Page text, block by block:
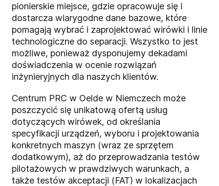
pionierskie miejsce, gdzie opracowuje się i
dostarcza wiarygodne dane bazowe, które
pomagają wybrać i zaprojektować wirówki i linie
technologiczne do separacji. Wszystko to jest
możliwe, ponieważ dysponujemy dekadami
doświadczenia w ocenie rozwiązań
inżynieryjnych dla naszych klientów.
Centrum PRC w Oelde w Niemczech może
poszczycić się unikatową ofertą usług
dotyczących wirówek, od określania
specyfikacji urządzeń, wyboru i projektowania
konkretnych maszyn (wraz ze sprzętem
dodatkowym), aż do przeprowadzania testów
pilotażowych w prawdziwych warunkach, a
także testów akceptacji (FAT) w lokalizacjach